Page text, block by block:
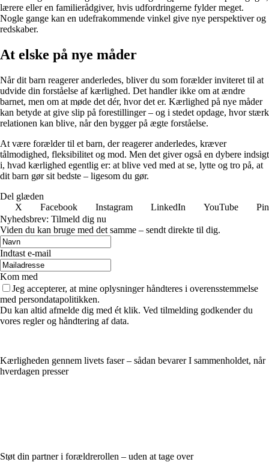
lærere eller en familierådgiver, hvis udfordringerne fylder meget.
Nogle gange kan en udefrakommende vinkel give nye perspektiver og
redskaber.
At elske på nye måder
Når dit barn reagerer anderledes, bliver du som forælder inviteret til at
udvide din forståelse af kærlighed. Det handler ikke om at ændre
barnet, men om at møde det dér, hvor det er. Kærlighed på nye måder
kan betyde at give slip på forestillinger – og i stedet opdage, hvor stærk
relationen kan blive, når den bygger på ægte forståelse.
At være forælder til et barn, der reagerer anderledes, kræver
tålmodighed, fleksibilitet og mod. Men det giver også en dybere indsigt
i, hvad kærlighed egentlig er: at blive ved med at se, lytte og tro på, at
dit barn gør sit bedste – ligesom du gør.
Del glæden
X
Facebook Instagram LinkedIn YouTube
Nyhedsbrev: Tilmeld dig nu
Viden du kan bruge med det samme – sendt direkte til dig.
Indtast e-mail
Kom med
Jeg accepterer, at mine oplysninger håndteres i overensstemmelse
med persondatapolitikken.
Du kan altid afmelde dig med ét klik. Ved tilmelding godkender du
vores regler og håndtering af data.
Kærligheden gennem livets faser – sådan bevarer I sammenholdet, når
hverdagen presser
Støt din partner i forældrerollen – uden at tage over